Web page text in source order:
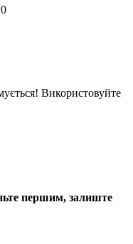
Використовуйте
першим, залиште